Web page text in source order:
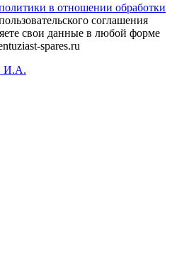
в отношении обработки
соглашения
свои данные в любой форме
spares.ru
И.А.